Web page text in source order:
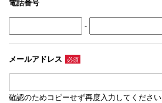
-
メールアドレス 必須
確認のためコピーせず再度入力してください